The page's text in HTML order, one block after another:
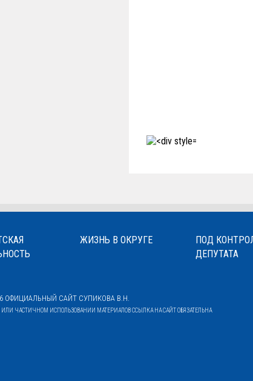
ЖИЗНЬ В ОКРУГЕ
ПОД
ДЕПУТАТА
ОФИЦИАЛЬНЫЙ САЙТ СУПИКОВА В.Н.
ЧАСТИЧНОМ ИСПОЛЬЗОВАНИИ МАТЕРИАЛОВ ССЫЛКА НА САЙТ ОБЯЗАТЕЛЬНА